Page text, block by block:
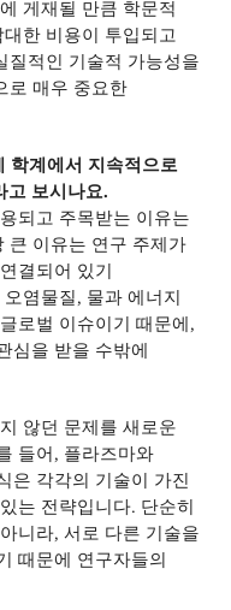
게재될 만큼 학문적
대한 비용이 투입되고
질적인 기술적 가능성을
로 매우 중요한
학계에서 지속적으로
고 보시나요.
되고 주목받는 이유는
큰 이유는 연구 주제가
결되어 있기
염물질, 물과 에너지
로벌 이슈이기 때문에 ,
심을 받을 수밖에
않던 문제를 새로운
들어 , 플라즈마와
은 각각의 기술이 가진
는 전략입니다. 단순히
니라, 서로 다른 기술을
때문에 연구자들의